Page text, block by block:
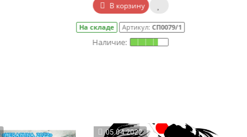
В корзину
На складе Артикул:РК0010
05.04.2022